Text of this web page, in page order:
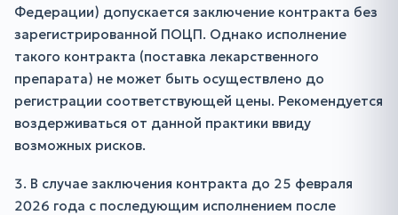
Федерации) допускается заключение контракта без
зарегистрированной ПОЦП. Однако исполнение
такого контракта (поставка лекарственного
препарата) не может быть осуществлено до
регистрации соответствующей цены. Рекомендуется
воздерживаться от данной практики ввиду
возможных рисков.
3. В случае заключения контракта до 25 февраля
2026 года с последующим исполнением после